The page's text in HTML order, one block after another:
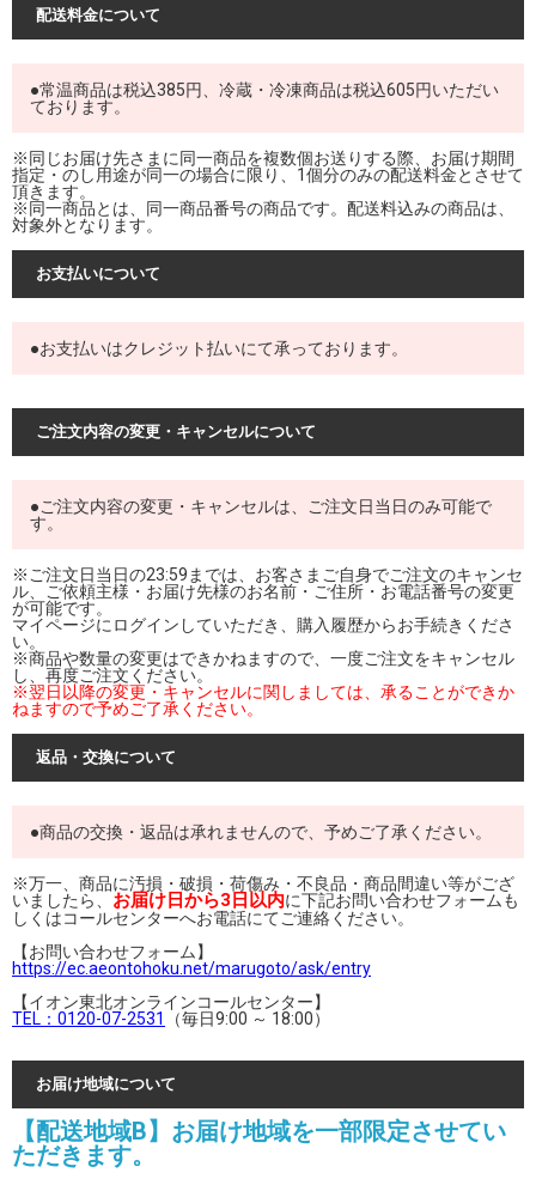
配送料金について
●常温商品は税込385円、冷蔵・冷凍商品は税込605円いただい
ております。
※同じお届け先さまに同一商品を複数個お送りする際、お届け期間
指定・のし用途が同一の場合に限り、1個分のみの配送料金とさせて
頂きます。
※同一商品とは、同一商品番号の商品です。配送料込みの商品は、
対象外となります。
お支払いについて
●お支払いはクレジット払いにて承っております。
ご注文内容の変更・キャンセルについて
●ご注文内容の変更・キャンセルは、ご注文日当日のみ可能で
す。
※ご注文日当日の23:59までは、お客さまご自身でご注文のキャンセ
ル、ご依頼主様・お届け先様のお名前・ご住所・お電話番号の変更
が可能です。
マイページにログインしていただき、購入履歴からお手続きくださ
い。
※商品や数量の変更はできかねますので、一度ご注文をキャンセル
し、再度ご注文ください。
※翌日以降の変更・キャンセルに関しましては、承ることができか
ねますので予めご了承ください。
返品・交換について
●商品の交換・返品は承れませんので、予めご了承ください。
※万一、商品に汚損・破損・荷傷み・不良品・商品間違い等がござ
いましたら、 お届け日から3日以内に下記お問い合わせフォームも
しくはコールセンターへお電話にてご連絡ください。
【お問い合わせフォーム】
https://ec.aeontohoku.net/marugoto/ask/entry
【イオン東北オンラインコールセンター】
TEL：0120-07-2531
（毎日9:00 ～ 18:00）
お届け地域について
【配送地域B】お届け地域を一部限定させてい
ただきます。